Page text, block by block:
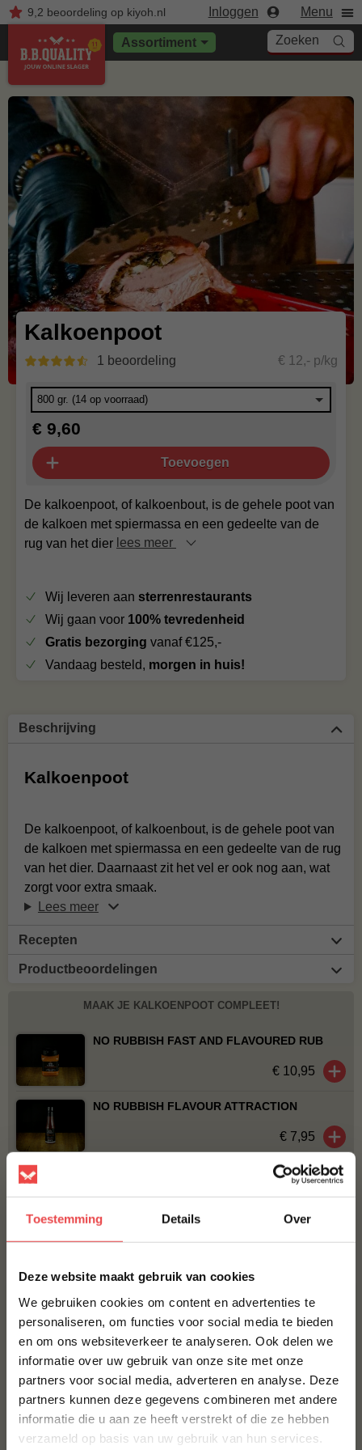
Toestemming Details Over
Deze website maakt gebruik van cookies
We gebruiken cookies om content en advertenties te
personaliseren, om functies voor social media te bieden
en om ons websiteverkeer te analyseren. Ook delen we
informatie over uw gebruik van onze site met onze
partners voor social media, adverteren en analyse. Deze
partners kunnen deze gegevens combineren met andere
informatie die u aan ze heeft verstrekt of die ze hebben
verzameld op basis van uw gebruik van hun services.
9,2 beoordelingop kiyoh.nl Inloggen Menu
Assortiment Zoeken
Kalkoenpoot
1 beoordeling € 12,- p/kg
De kalkoenpoot, of kalkoenbout, is de gehele poot van
de kalkoen met spiermassa en een gedeelte van de
rug van het dier lees meer
€ 9,60
Toevoegen
Wij leveren aan sterrenrestaurants
Wij gaan voor 100% tevredenheid
Gratis bezorging vanaf €125,-
Vandaag besteld, morgen in huis!
Beschrijving
Kalkoenpoot
De kalkoenpoot, of kalkoenbout, is de gehele poot van
de kalkoen met spiermassa en een gedeelte van de rug
van het dier. Daarnaast zit het vel er ook nog aan, wat
zorgt voor extra smaak.
Lees meer
Recepten
Productbeoordelingen
MAAK JE KALKOENPOOT COMPLEET!
NO RUBBISH FAST AND FLAVOURED RUB
€ 10,95
NO RUBBISH FLAVOUR ATTRACTION
€ 7,95
€ 5,50
(24 ) (1 )
10% korting op je
eerste bestelling*
Schrijf je in voor onze nieuwsbrief en ontvang direct
10% korting op jouw eerste bestelling.